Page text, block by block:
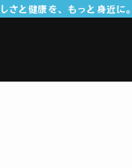
さと健康を、もっと身近に。